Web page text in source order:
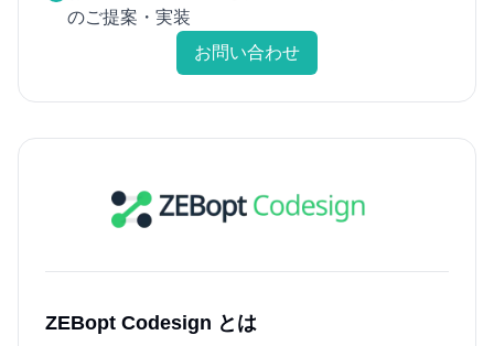
のご提案・実装
お問い合わせ
ZEBopt Codesign とは